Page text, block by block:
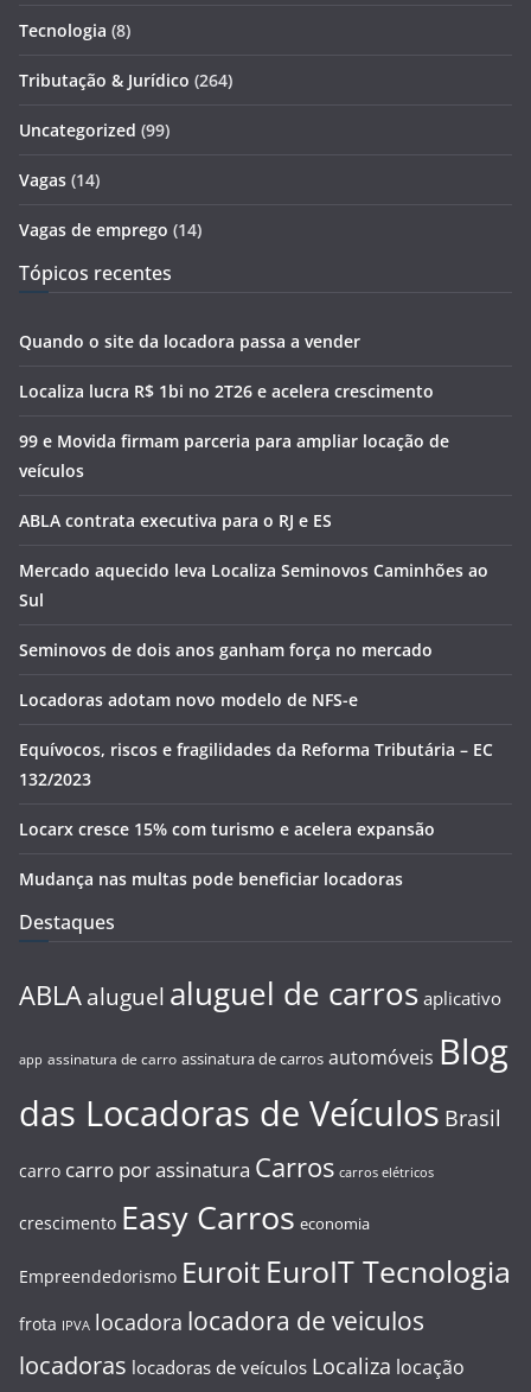
Tecnologia (8)
Tributação & Jurídico (264)
Uncategorized (99)
Vagas (14)
Vagas de emprego (14)
Tópicos recentes
Quando o site da locadora passa a vender
Localiza lucra R$ 1bi no 2T26 e acelera crescimento
99 e Movida firmam parceria para ampliar locação de
veículos
ABLA contrata executiva para o RJ e ES
Mercado aquecido leva Localiza Seminovos Caminhões ao
Sul
Seminovos de dois anos ganham força no mercado
Locadoras adotam novo modelo de NFS-e
Equívocos, riscos e fragilidades da Reforma Tributária – EC
132/2023
Locarx cresce 15% com turismo e acelera expansão
Mudança nas multas pode beneficiar locadoras
Destaques
ABLA aluguel aluguel de carros aplicativo
app assinatura de carro assinatura de carros automóveis Blog
das Locadoras de Veículos Brasil
carro carro por assinatura Carros carros elétricos
crescimento Easy Carros economia
Empreendedorismo Euroit EuroIT Tecnologia
frota IPVA locadora locadora de veiculos
locadoras locadoras de veículos Localiza locação